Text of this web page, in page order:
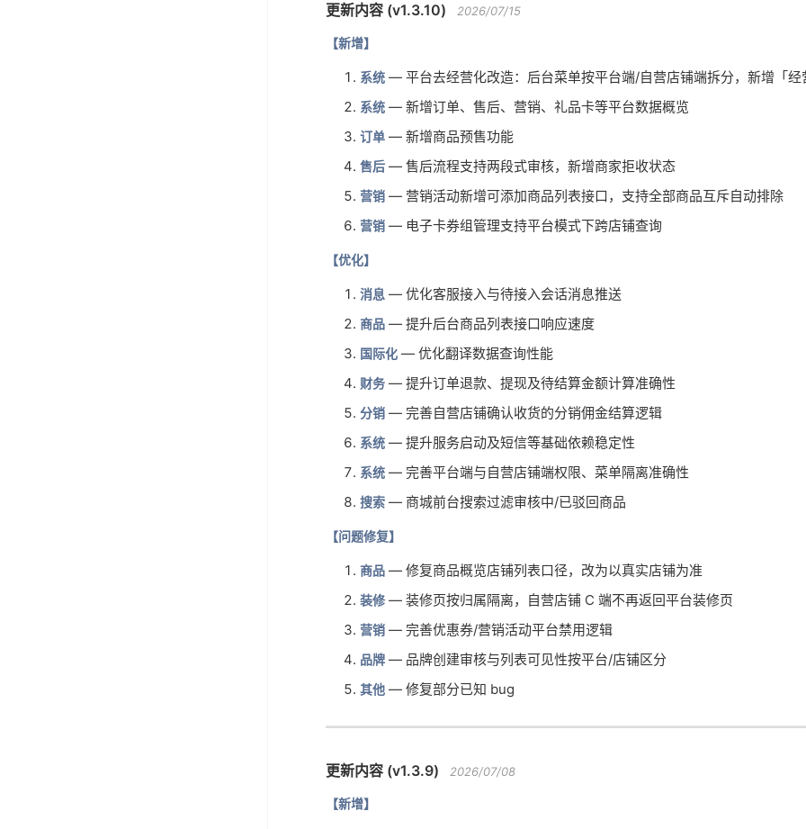
更新内容 (v1.3.10) 2026/07/15
【新增】
系统— 平台去经营化改造：后台菜单按平台端/自营店铺端拆分，新增「经
系统— 新增订单、售后、营销、礼品卡等平台数据概览
订单— 新增商品预售功能
售后— 售后流程支持两段式审核，新增商家拒收状态
营销— 营销活动新增可添加商品列表接口，支持全部商品互斥自动排除
营销— 电子卡券组管理支持平台模式下跨店铺查询
【优化】
消息— 优化客服接入与待接入会话消息推送
商品— 提升后台商品列表接口响应速度
国际化— 优化翻译数据查询性能
财务— 提升订单退款、提现及待结算金额计算准确性
分销— 完善自营店铺确认收货的分销佣金结算逻辑
系统— 提升服务启动及短信等基础依赖稳定性
系统— 完善平台端与自营店铺端权限、菜单隔离准确性
搜索— 商城前台搜索过滤审核中/已驳回商品
【问题修复】
商品— 修复商品概览店铺列表口径，改为以真实店铺为准
装修— 装修页按归属隔离，自营店铺 C 端不再返回平台装修页
营销— 完善优惠券/营销活动平台禁用逻辑
品牌— 品牌创建审核与列表可见性按平台/店铺区分
其他— 修复部分已知 bug
更新内容 (v1.3.9) 2026/07/08
【新增】